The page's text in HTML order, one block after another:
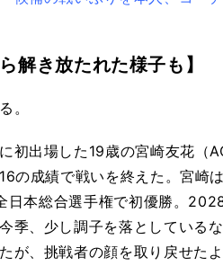
解き放たれた様子も】
。
初出場した19歳の宮崎友花（
の成績で戦いを終えた。宮崎
本総合選手権で初優勝。
季、少し調子を落としている
が、挑戦者の顔を取り戻せたよ